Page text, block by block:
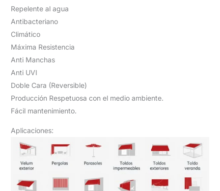
Repelente al agua
Antibacteriano
Climático
Máxima Resistencia
Anti Manchas
Anti UVI
Doble Cara (Reversible)
Producción Respetuosa con el medio ambiente.
Fácil mantenimiento.
Aplicaciones: